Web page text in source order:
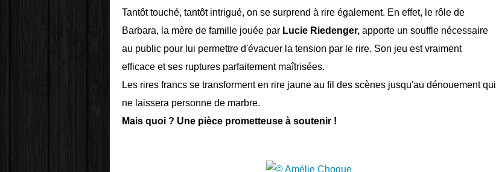
Tantôt touché, tantôt intrigué, on se surprend à rire également. En effet, le rôle de
Barbara, la mère de famille jouée par Lucie Riedenger, apporte un souffle nécessaire
au public pour lui permettre d'évacuer la tension par le rire. Son jeu est vraiment
efficace et ses ruptures parfaitement maîtrisées.
Les rires francs se transforment en rire jaune au fil des scènes jusqu'au dénouement qui
ne laissera personne de marbre.
Mais quoi ? Une pièce prometteuse à soutenir !